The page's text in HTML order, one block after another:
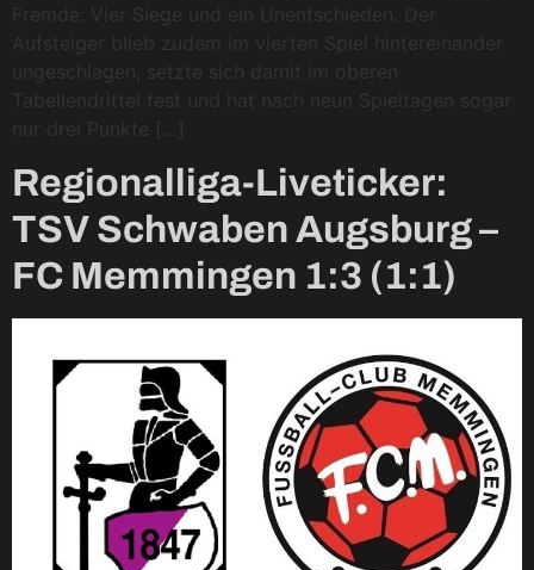
Fremde: Vier Siege und ein Unentschieden. Der
Aufsteiger blieb zudem im vierten Spiel hintereinander
ungeschlagen, setzte sich damit im oberen
Tabellendrittel fest und hat nach neun Spieltagen sogar
nur drei Punkte […]
Regionalliga-Liveticker:
TSV Schwaben Augsburg –
FC Memmingen 1:3 (1:1)